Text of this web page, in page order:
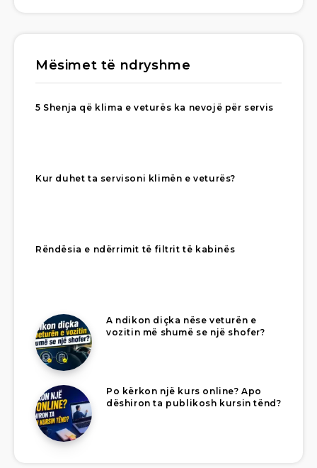
Mësimet të ndryshme
5 Shenja që klima e veturës ka nevojë për servis
Kur duhet ta servisoni klimën e veturës?
Rëndësia e ndërrimit të filtrit të kabinës
A ndikon diçka nëse veturën e
vozitin më shumë se një shofer?
Po kërkon një kurs online? Apo
dëshiron ta publikosh kursin tënd?